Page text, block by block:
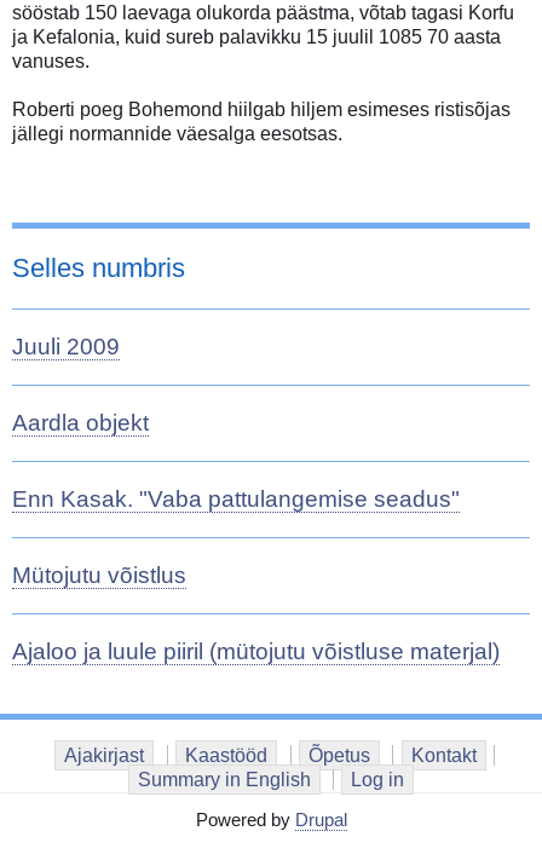
sööstab 150 laevaga olukorda päästma, võtab tagasi Korfu
ja Kefalonia, kuid sureb palavikku 15 juulil 1085 70 aasta
vanuses.
Roberti poeg Bohemond hiilgab hiljem esimeses ristisõjas
jällegi normannide väesalga eesotsas.
Selles numbris
Juuli 2009
Aardla objekt
Enn Kasak. "Vaba pattulangemise seadus"
Mütojutu võistlus
Ajaloo ja luule piiril (mütojutu võistluse materjal)
Ajakirjast Kaastööd Õpetus
Kontakt
Summary in English
Log in
Powered by Drupal